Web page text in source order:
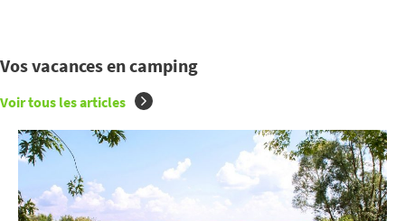
Vos vacances en camping
Voir tous les articles